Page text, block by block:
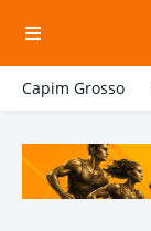
Capim Grosso